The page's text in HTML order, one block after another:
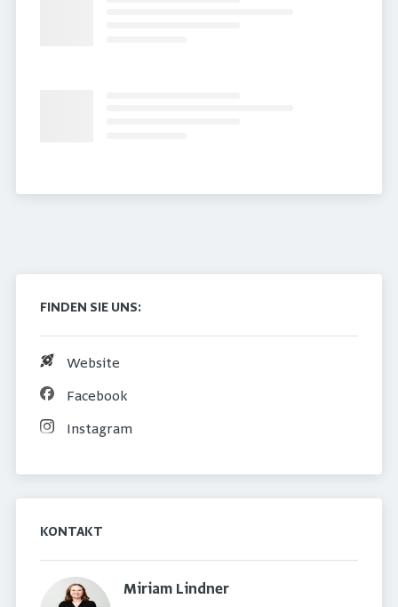
FINDEN SIE UNS:
Website
Facebook
Instagram
KONTAKT
Miriam Lindner